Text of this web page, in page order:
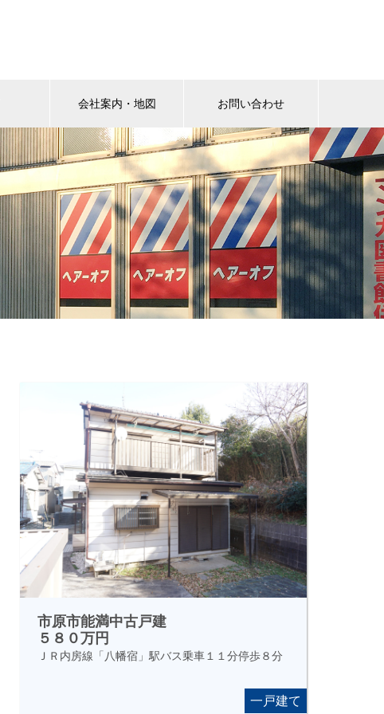
会社案内・地図 お問い合わせ
市原市能満中古戸建
５８０万円
ＪＲ内房線「八幡宿」駅バス乗車１１分停歩８分
一戸建て